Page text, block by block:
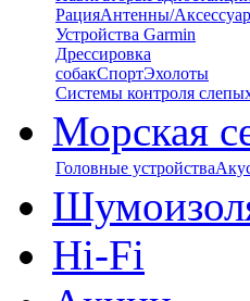
РацияАнтенны/
Устройства Garmin
Дрессировка
собакСпортЭхолоты
Системы контроля
Морская
Головные устройства
Hi-Fi